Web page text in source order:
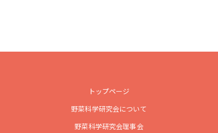
トップページ
野菜科学研究会について
野菜科学研究会理事会